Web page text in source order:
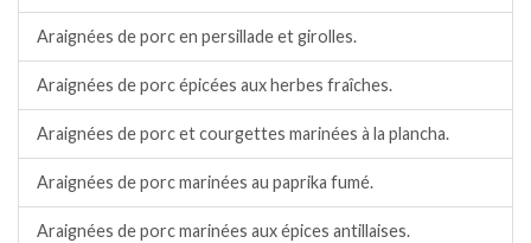
Araignées de porc en persillade et girolles.
Araignées de porc épicées aux herbes fraîches.
Araignées de porc et courgettes marinées à la plancha.
Araignées de porc marinées au paprika fumé.
Araignées de porc marinées aux épices antillaises.